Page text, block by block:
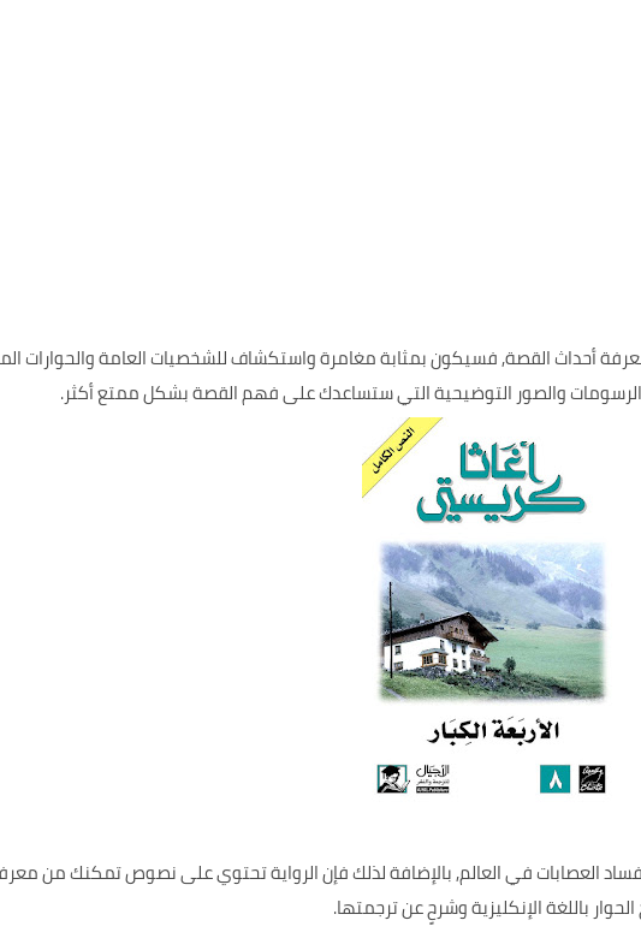
أحداث القصة, فسيكون بمثابة مغامرة واستكشاف للشخصيات العامة والحوارات
الرسومات والصور التوضيحية التي ستساعدك على فهم القصة بشكل ممتع أكثر.
العصابات في العالم, بالإضافة لذلك فإن الرواية تحتوي على نصوص تمكنك من
باللغة الإنكليزية وشرحٍ عن ترجمتها.